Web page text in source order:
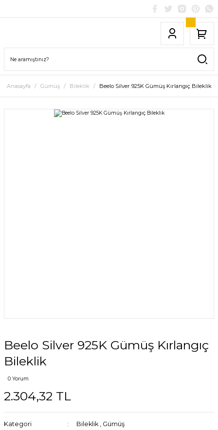
Anasayfa Gümüş Bileklik Beelo Silver 925K Gümüş Kırlangıç Bileklik
Beelo Silver 925K Gümüş Kırlangıç
Bileklik
0 Yorum
2.304,32 TL
Kategori Bileklik , Gümüş